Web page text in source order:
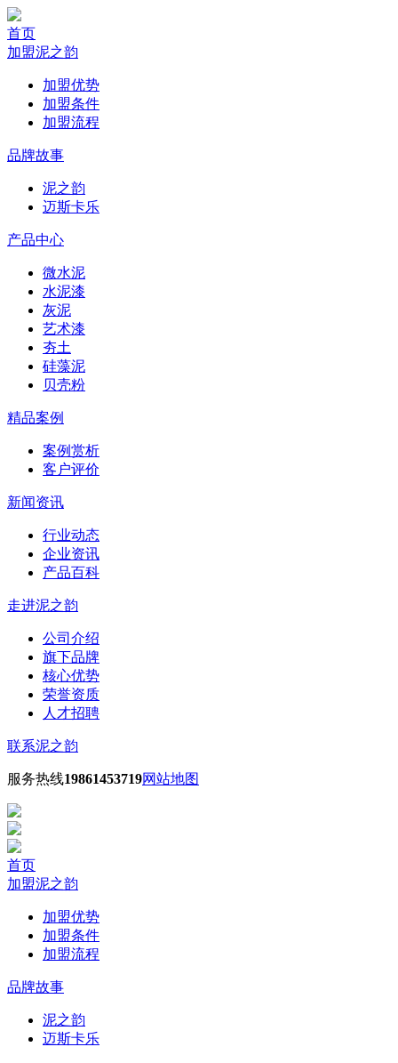
首页
加盟泥之韵
加盟优势
加盟条件
加盟流程
品牌故事
泥之韵
迈斯卡乐
产品中心
微水泥
水泥漆
灰泥
艺术漆
夯土
硅藻泥
贝壳粉
精品案例
案例赏析
客户评价
新闻资讯
行业动态
企业资讯
产品百科
走进泥之韵
公司介绍
旗下品牌
核心优势
荣誉资质
人才招聘
联系泥之韵
服务热线19861453719网站地图
首页
加盟泥之韵
加盟优势
加盟条件
加盟流程
品牌故事
泥之韵
迈斯卡乐